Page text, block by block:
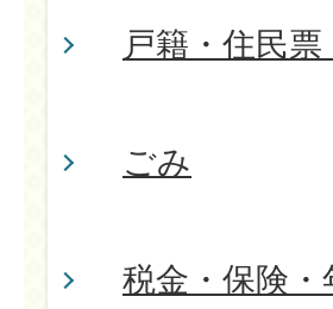
戸籍・住民
ごみ
税金・保険・